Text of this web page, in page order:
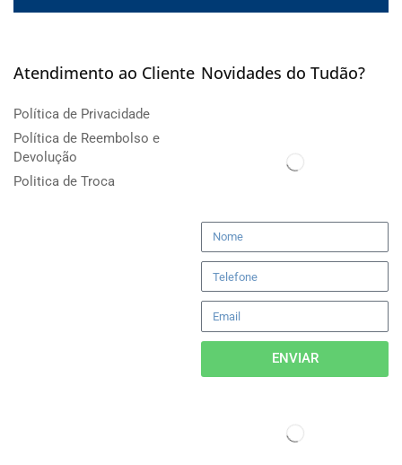
Atendimento ao Cliente
Política de Privacidade
Política de Reembolso e
Devolução
Politica de Troca
Novidades do Tudão?
ENVIAR